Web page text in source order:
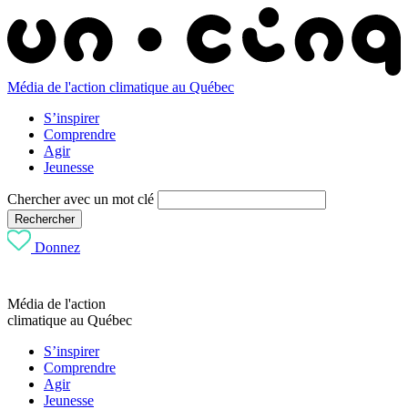
Média de l'action climatique au Québec
S’inspirer
Comprendre
Agir
Jeunesse
Chercher avec un mot clé
Rechercher
Donnez
Média de l'action
climatique au Québec
S’inspirer
Comprendre
Agir
Jeunesse